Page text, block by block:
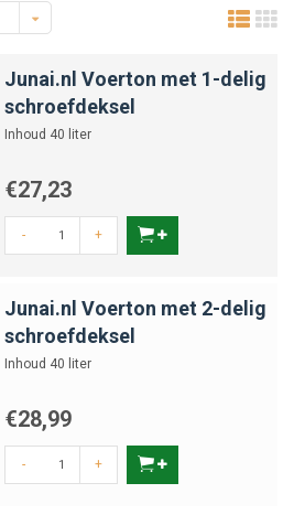
Junai.nl Voerton met 1-delig
schroefdeksel
Inhoud 40 liter
€27,23
- +
Junai.nl Voerton met 2-delig
schroefdeksel
Inhoud 40 liter
€28,99
- +